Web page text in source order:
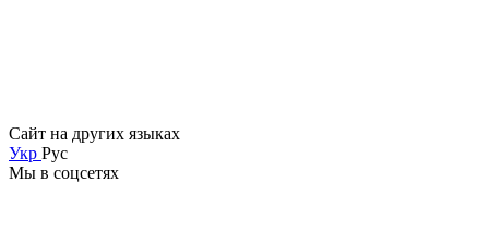
Сайт на других языках
Укр Рус
Мы в соцсетях